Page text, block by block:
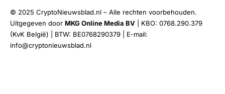
© 2025 CryptoNieuwsblad.nl – Alle rechten voorbehouden.
Uitgegeven door MKG Online Media BV | KBO: 0768.290.379
(KvK België) | BTW: BE0768290379 | E-mail:
info@cryptonieuwsblad.nl